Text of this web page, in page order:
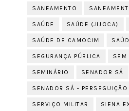
SANEAMENTO
SAÚDE SAÚDE (JIJOCA)
SAÚDE DE CAMOCIM
SEGURANÇA PÚBLICA SEM
SEMINÁRIO SENADOR SÁ
SENADOR SÁ - PERSEGUIÇÃO
SERVIÇO MILITAR SIENA